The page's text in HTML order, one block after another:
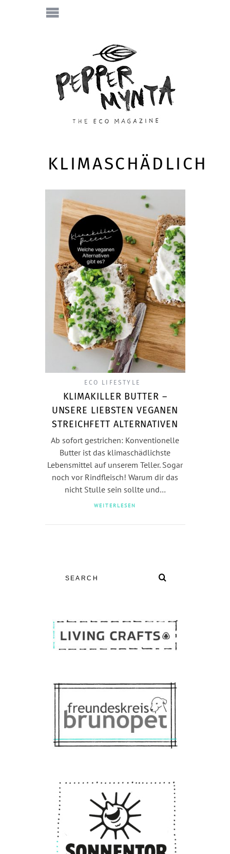
KLIMASCHÄDLICH
ECO LIFESTYLE
KLIMAKILLER BUTTER –
UNSERE LIEBSTEN VEGANEN
STREICHFETT ALTERNATIVEN
Ab sofort gestrichen: Konventionelle
Butter ist das klimaschädlichste
Lebensmittel auf unserem Teller. Sogar
noch vor Rindfleisch! Warum dir das
nicht Stulle sein sollte und…
WEITERLESEN